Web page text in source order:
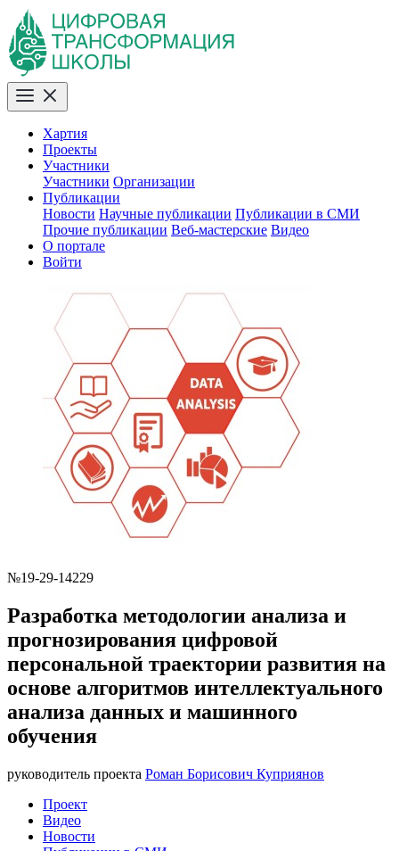
Хартия
Проекты
Участники
Участники Организации
Публикации
Новости Научные публикации Публикации в СМИ
Прочие публикации Веб-мастерские Видео
О портале
Войти
№19-29-14229
Разработка методологии анализа и
прогнозирования цифровой
персональной траектории развития на
основе алгоритмов интеллектуального
анализа данных и машинного
обучения
руководитель проекта Роман Борисович Куприянов
Проект
Видео
Новости